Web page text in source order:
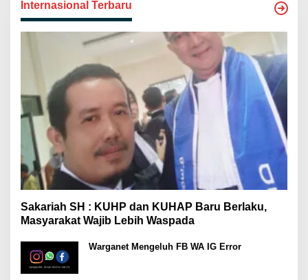
Internasional Terbaru
Sakariah SH : KUHP dan KUHAP Baru Berlaku,
Masyarakat Wajib Lebih Waspada
Warganet Mengeluh FB WA IG Error